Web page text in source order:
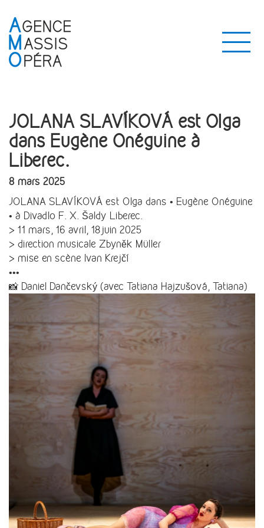
JOLANA SLAVÍKOVÁ est Olga
dans Eugène Onéguine à
Liberec.
8 mars 2025
JOLANA SLAVÍKOVÁ est Olga dans • Eugène Onéguine
• à Divadlo F. X. Šaldy Liberec.
> 11 mars, 16 avril, 18juin 2025
> direction musicale Zbyněk Müller
> mise en scène Ivan Krejčí
•••
📸 Daniel Dančevský (avec Tatiana Hajzušová, Tatiana)